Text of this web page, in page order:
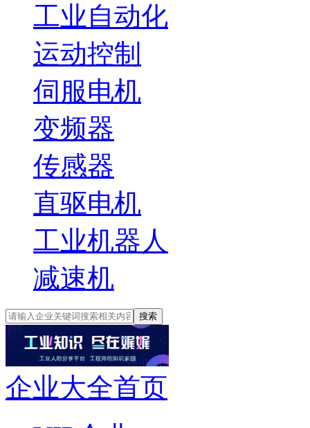
工业自动化
运动控制
伺服电机
变频器
传感器
直驱电机
工业机器人
减速机
搜索
企业大全首页